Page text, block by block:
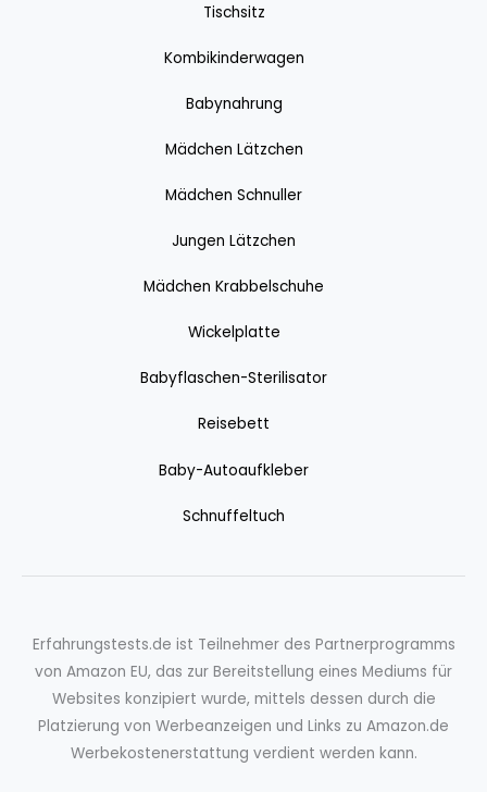
Tischsitz
Kombikinderwagen
Babynahrung
Mädchen Lätzchen
Mädchen Schnuller
Jungen Lätzchen
Mädchen Krabbelschuhe
Wickelplatte
Babyflaschen-Sterilisator
Reisebett
Baby-Autoaufkleber
Schnuffeltuch
Erfahrungstests.de ist Teilnehmer des Partnerprogramms
von Amazon EU, das zur Bereitstellung eines Mediums für
Websites konzipiert wurde, mittels dessen durch die
Platzierung von Werbeanzeigen und Links zu Amazon.de
Werbekostenerstattung verdient werden kann.